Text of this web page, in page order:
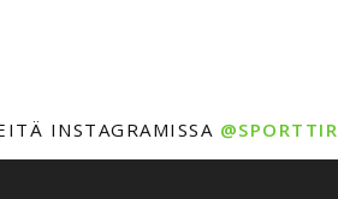
INSTAGRAMISSA